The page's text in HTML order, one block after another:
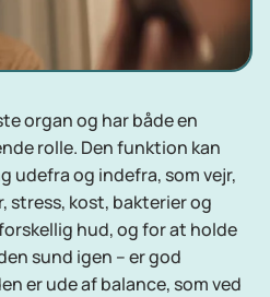
organ og har både en
rolle. Den funktion kan
udefra og indefra, som vejr,
stress, kost, bakterier og
hud, og for at holde
sund igen – er god
er ude af balance, som ved